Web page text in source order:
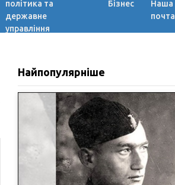
політика та
державне
управління
Бізнес
Наша
почта
Найпопулярніше